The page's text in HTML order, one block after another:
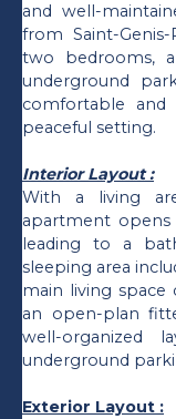
and well-
from Saint-
two bedrooms,
underground
comfortable
peaceful setting.
Interior Layout :
With a living
apartment
leading to a
sleeping area
main living space
an open-plan
well-organized
underground
Exterior Layout :